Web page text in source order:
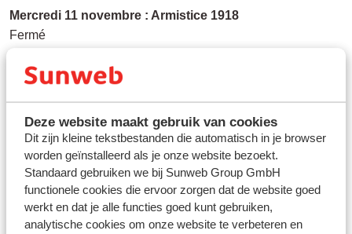
Deze website maakt gebruik van cookies
Dit zijn kleine tekstbestanden die automatisch in je browser
worden geïnstalleerd als je onze website bezoekt.
Standaard gebruiken we bij Sunweb Group GmbH
functionele cookies die ervoor zorgen dat de website goed
werkt en dat je alle functies goed kunt gebruiken,
analytische cookies om onze website te verbeteren en
Mercredi 11 novembre : Armistice 1918
Fermé
Jeudi 24 décembre : Réveillon de Noël
Vendredi 25 décembre : Jour deNoël
Fermé
Jeudi 31 décembre : La Saint-Sylvestre
9:00 - 16:00